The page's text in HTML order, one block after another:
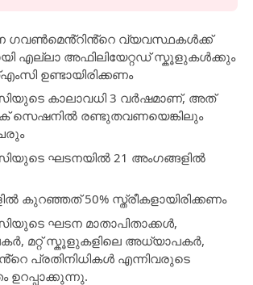
ഗവൺമെൻ്റിൻ്റെ വ്യവസ്ഥകൾക്ക്
എല്ലാ അഫിലിയേറ്റഡ് സ്കൂളുകൾക്കും
ഉണ്ടായിരിക്കണം
കാലാവധി 3 വർഷമാണ്, അത്
സെഷനിൽ രണ്ടുതവണയെങ്കിലും
ഘടനയിൽ 21 അംഗങ്ങളിൽ
കുറഞ്ഞത് 50% സ്ത്രീകളായിരിക്കണം
ഘടന മാതാപിതാക്കൾ,
മറ്റ് സ്കൂളുകളിലെ അധ്യാപകർ,
പ്രതിനിധികൾ എന്നിവരുടെ
ഉറപ്പാക്കുന്നു.